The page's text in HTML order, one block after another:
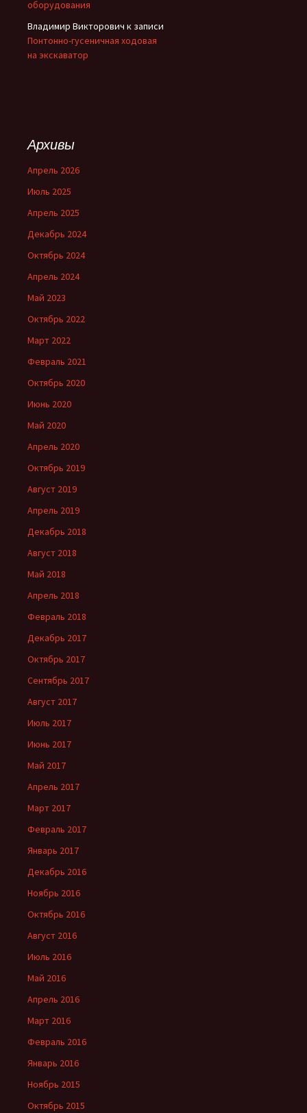
оборудования
Владимир Викторович к записи
Понтонно-гусеничная ходовая
на экскаватор
Архивы
Апрель 2026
Июль 2025
Апрель 2025
Декабрь 2024
Октябрь 2024
Апрель 2024
Май 2023
Октябрь 2022
Март 2022
Февраль 2021
Октябрь 2020
Июнь 2020
Май 2020
Апрель 2020
Октябрь 2019
Август 2019
Апрель 2019
Декабрь 2018
Август 2018
Май 2018
Апрель 2018
Февраль 2018
Декабрь 2017
Октябрь 2017
Сентябрь 2017
Август 2017
Июль 2017
Июнь 2017
Май 2017
Апрель 2017
Март 2017
Февраль 2017
Январь 2017
Декабрь 2016
Ноябрь 2016
Октябрь 2016
Август 2016
Июль 2016
Май 2016
Апрель 2016
Март 2016
Февраль 2016
Январь 2016
Ноябрь 2015
Октябрь 2015